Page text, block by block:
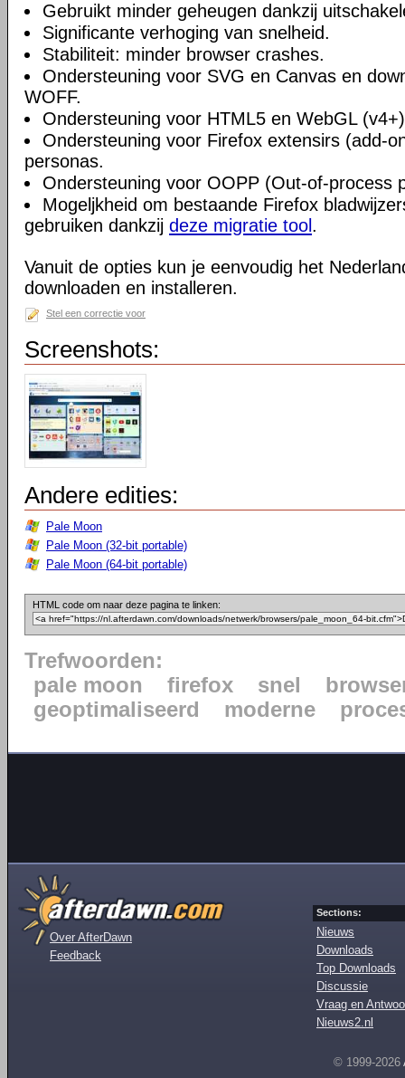
Gebruikt minder geheugen dankzij
Significante verhoging van snelheid.
Stabiliteit: minder browser crashes.
Ondersteuning voor SVG en Canvas en
WOFF.
Ondersteuning voor HTML5 en WebGL
Ondersteuning voor Firefox extensirs (add-
personas.
Ondersteuning voor OOPP (Out-of-process
Mogeljkheid om bestaande Firefox
gebruiken dankzij deze migratie tool .
Vanuit de opties kun je eenvoudig het
downloaden en installeren.
Stel een correctie voor
Screenshots:
Andere edities:
Pale Moon
Pale Moon (32-bit portable)
Pale Moon (64-bit portable)
HTML code om naar deze pagina te linken:
Trefwoorden:
pale moon
firefox snel
geoptimaliseerd
moderne
Over AfterDawn
Feedback
Sections:
Nieuws
Downloads
Top Downloads
Discussie
Vraag en
Nieuws2.nl
© 1999-2026